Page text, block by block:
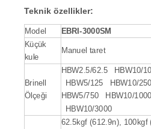
Teknik özellikler:
Model EBRI-3000SM
Küçük
kule
Manuel taret
Brinell
Ölçeği
HBW2.5/62.5 HBW10/
HBW5/125 HBW10/
HBW5/750 HBW10/
HBW10/3000
62.5kgf (612.9n), 100kgf